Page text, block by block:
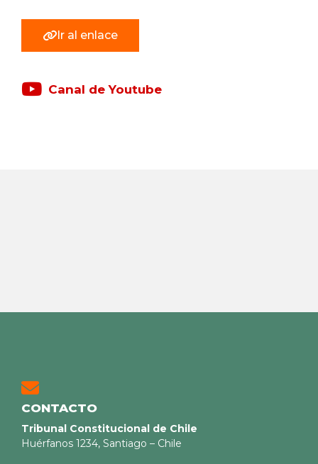
Ir al enlace
Canal de Youtube
CONTACTO
Tribunal Constitucional de Chile
Huérfanos 1234, Santiago – Chile